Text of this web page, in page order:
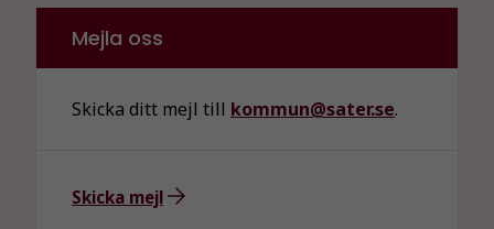
Mejla oss
Skicka ditt mejl till kommun@sater.se.
Skicka mejl
hur
används.